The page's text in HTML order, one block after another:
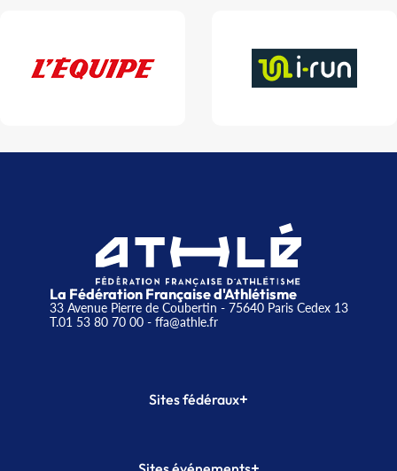
La Fédération Française d'Athlétisme
33 Avenue Pierre de Coubertin - 75640 Paris Cedex 13
T.01 53 80 70 00- ffa@athle.fr
Sites fédéraux+